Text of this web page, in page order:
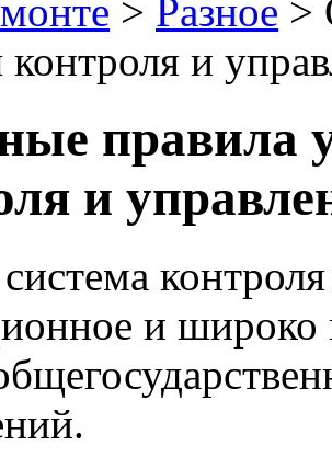
> Разное >
и
правила
и
и широко